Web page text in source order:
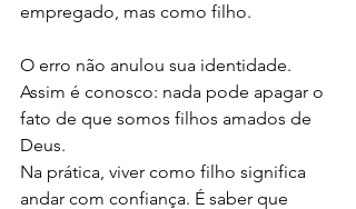
empregado, mas como filho.
O erro não anulou sua identidade.
Assim é conosco: nada pode apagar o
fato de que somos filhos amados de
Deus.
Na prática, viver como filho significa
andar com confiança. É saber que